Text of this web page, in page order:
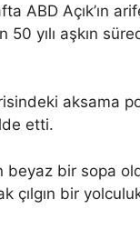
ABD Açık’ın
50 yılı aşkın
aksama
etti.
beyaz bir sopa
çılgın bir